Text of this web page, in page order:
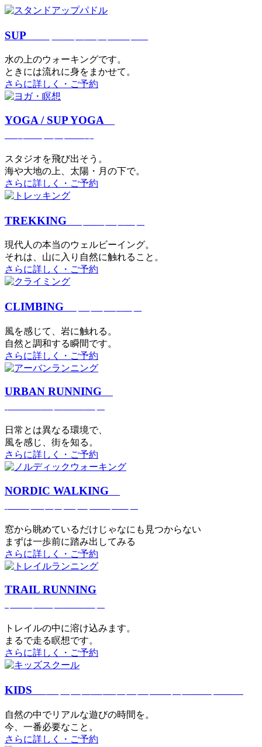
SUP
⽔の上のウォーキングです。
ときには流れに身をまかせて。
さらに詳しく・ご予約
YOGA / SUP YOGA
スタジオを⾶び出そう。
海や大地の上、太陽・⽉の下で。
さらに詳しく・ご予約
TREKKING
現代⼈の本当のウェルビーイング。
それは、⼭に⼊り⾃然に触れること。
さらに詳しく・ご予約
CLIMBING
⾵を感じて、岩に触れる。
⾃然と調和する瞬間です。
さらに詳しく・ご予約
URBAN RUNNING
日常とは異なる環境で、
風を感じ、街を知る。
さらに詳しく・ご予約
NORDIC WALKING
窓から眺めているだけじゃなにも見つからない
まずは一歩前に踏み出してみる
さらに詳しく・ご予約
TRAIL RUNNING
トレイルの中に溶け込みます。
まるで⾛る瞑想です。
さらに詳しく・ご予約
KIDS
⾃然の中でリアルな遊びの時間を。
今、⼀番必要なこと。
さらに詳しく・ご予約